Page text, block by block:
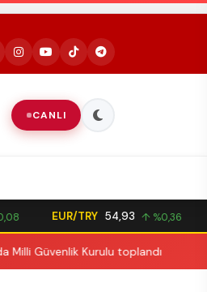
REKLAM
CANLI
EUR/TRY 54,93 ↑ %0,36
Güvenlik Kurulu toplandı